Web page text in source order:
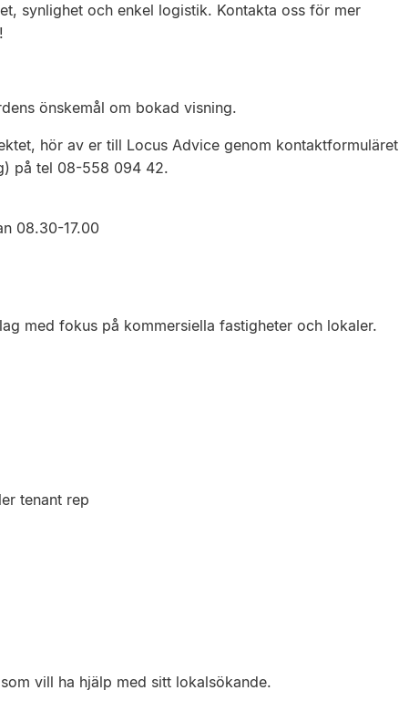
synlighet och enkel logistik. Kontakta oss för mer
önskemål om bokad visning.
hör av er till Locus Advice genom kontaktformuläret
på tel 08-558 094 42.
08.30-17.00
med fokus på kommersiella fastigheter och lokaler.
tenant rep
vill ha hjälp med sitt lokalsökande.